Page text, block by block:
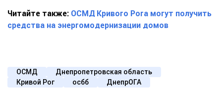
Читайте также: ОСМД Кривого Рога могут получить
средства на энергомодернизации домов
ОСМД
Днепропетровская область
Кривой Рог
осбб ДнепрОГА